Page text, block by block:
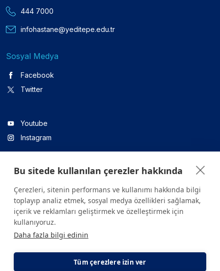
444 7000
infohastane@yeditepe.edu.tr
Sosyal Medya
Facebook
Twitter
Youtube
Instagram
Linkedin
Sitede yer alan tüm içerikler yalnızca bilgilendirme amaçlıdır.
Sağlığınızla ilgili sorularınız için mutlaka doktoruza ya da bir sağlık
kuruluşuna başvurunuz.
Bu sitede kullanılan çerezler hakkında
Çerezleri, sitenin performans ve kullanımı hakkında bilgi
toplayıp analiz etmek, sosyal medya özellikleri sağlamak,
içerik ve reklamları geliştirmek ve özelleştirmek için
kullanıyoruz.
Daha fazla bilgi edinin
Tüm çerezlere izin ver